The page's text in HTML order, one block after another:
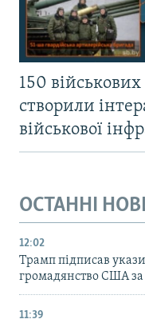
150 військових
створили
військової
ОСТАННІ
12:02
Трамп підписав
громадянство США
11:39